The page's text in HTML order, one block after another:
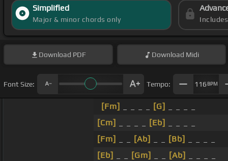
Simplified
Major & minor chords only
Download PDF Download Midi
Font Size: Tempo: 116 BPM
[Fm] [G]
[Cm]
[Eb]
[Fm]
[Ab] [Bb]
[Eb]
[Gm] [Ab]